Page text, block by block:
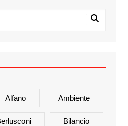
Alfano Ambiente
Bilancio